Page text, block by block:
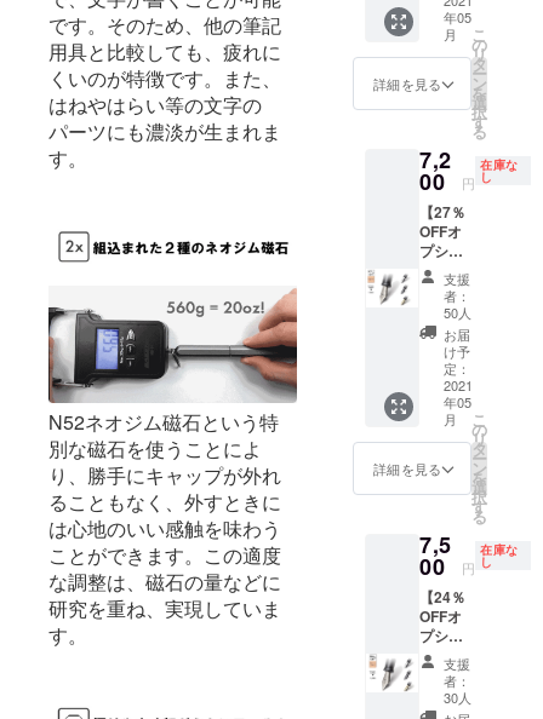
です。そのため、他の筆記
用具と比較しても、疲れに
くいのが特徴です。また、
はねやはらい等の文字の
パーツにも濃淡が生まれま
す。
N52ネオジム磁石という特
別な磁石を使うことによ
り、勝手にキャップが外れ
ることもなく、外すときに
は心地のいい感触を味わう
ことができます。この適度
な調整は、磁石の量などに
研究を重ね、実現していま
す。
荷時期
が遅れ
る場合
ます。
合、正
規販売
価格が
販売予
定価格
ござい
ます。
※ご注文
状況、
使用部
材の供
給状
況、製
造工程
上の都
合等に
より出
荷時期
が遅れ
る場合
ます。
ン）の
カラー
は２色
からお
※ニブの
サイズ
は４種
類から
お選び
いただ
けま
す。
（標準
装備は
他のリ
ターン
と同様
のス
チール
製で
す。）
※皆様の
り量産
効率が
向上し
た場
合、正
規販売
価格が
販売予
定価格
INK
Titaniu
m（万
年筆：
チタ
ン）×１
予定価
格
30,800
円の
10％OF
F）
※stilfor
m INK
Titaniu
m（万
年筆：
チタ
ン）の
カラー
は２色
からお
選びい
サイズ
は４種
類から
お選び
いただ
けま
す。 ※
皆様の
応援購
年05
月
詳細を見る
こ
の
リ
タ
ー
ン
を
選
択
す
る
7,2
00 円
在庫な
し
【27％
OFFオ
プショ
ンリ
ター
ン】
Titaniu
m（チ
タン）
ニブ
Titaniu
m（チ
タン）
ニブ×１
（販売
予定価
9,900円
の
27％OF
F） ※こ
ちらは
リター
ンのオ
プショ
ン商品
支援
者：
50人
お届
け予
定：
2021
年05
月
詳細を見る
こ
の
リ
タ
ー
ン
を
選
択
す
る
7,5
00 円
在庫な
し
【24％
OFFオ
プショ
ンリ
ター
ン】
Titaniu
支援
者：
30人